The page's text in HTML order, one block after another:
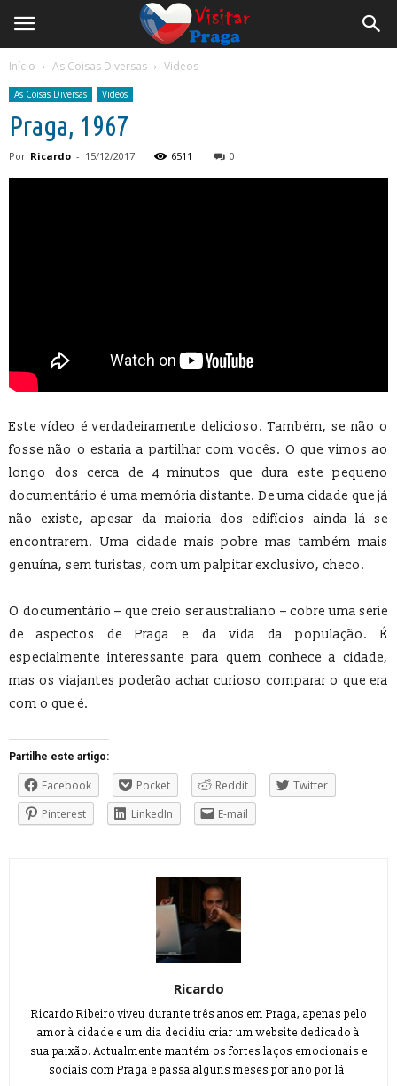
Início As Coisas Diversas Videos
As Coisas Diversas Videos
Praga, 1967
Por Ricardo - 15/12/2017 6511 0
Este vídeo é verdadeiramente delicioso. Também, se não o
fosse não o estaria a partilhar com vocês. O que vimos ao
longo dos cerca de 4 minutos que dura este pequeno
documentário é uma memória distante. De uma cidade que já
não existe, apesar da maioria dos edifícios ainda lá se
encontrarem. Uma cidade mais pobre mas também mais
genuína, sem turistas, com um palpitar exclusivo, checo.
O documentário – que creio ser australiano – cobre uma série
de aspectos de Praga e da vida da população. É
especialmente interessante para quem conhece a cidade,
mas os viajantes poderão achar curioso comparar o que era
com o que é.
Partilhe este artigo:
Facebook Pocket Reddit
Twitter
Pinterest
LinkedIn E-mail
Ricardo
Ricardo Ribeiro viveu durante três anos em Praga, apenas pelo
amor à cidade e um dia decidiu criar um website dedicado à
sua paixão. Actualmente mantém os fortes laços emocionais e
sociais com Praga e passa alguns meses por ano por lá.